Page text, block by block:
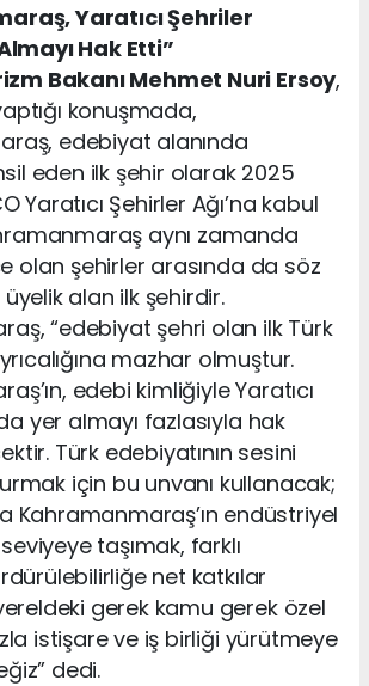
Yaratıcı Şehriler
Hak Etti”
Bakanı Mehmet Nuri Ersoy,
konuşmada,
edebiyat alanında
eden ilk şehir olarak 2025
Yaratıcı Şehirler Ağı’na kabul
aynı zamanda
olan şehirler arasında da söz
alan ilk şehirdir.
“edebiyat şehri olan ilk Türk
mazhar olmuştur.
edebi kimliğiyle Yaratıcı
yer almayı fazlasıyla hak
Türk edebiyatının sesini
için bu unvanı kullanacak;
Kahramanmaraş’ın endüstriyel
taşımak, farklı
net katkılar
gerek kamu gerek özel
istişare ve iş birliği yürütmeye
dedi.